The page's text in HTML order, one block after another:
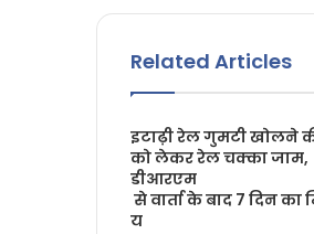
Related Articles
इटाढ़ी रेल गुमटी खोलने
को लेकर रेल चक्का जाम,
डीआरएम
से वार्ता के बाद 7 दिन
य